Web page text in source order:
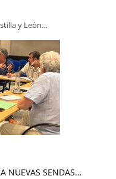
y León…
NUEVAS SENDAS…